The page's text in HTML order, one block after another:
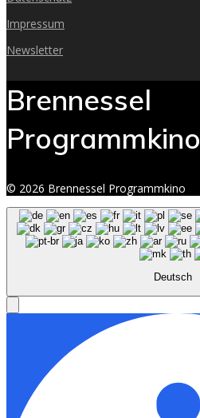
Impressum
Newsletter
Brennessel
Programmkino
© 2026 Brennessel Programmkino
Deutsch